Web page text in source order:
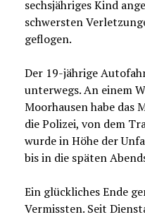
sechsjähriges Kind
schwersten
geflogen.
Der 19-jährige
unterwegs. An einem
Moorhausen habe das
die Polizei, von dem
wurde in Höhe der
bis in die späten
Ein glückliches Ende
Vermissten. Seit